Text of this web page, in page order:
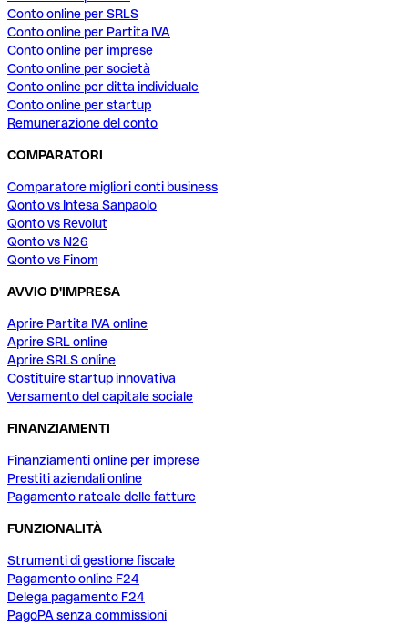
Conto online per SRLS
Conto online per Partita IVA
Conto online per imprese
Conto online per società
Conto online per ditta individuale
Conto online per startup
Remunerazione del conto
COMPARATORI
Comparatore migliori conti business
Qonto vs Intesa Sanpaolo
Qonto vs Revolut
Qonto vs N26
Qonto vs Finom
AVVIO D'IMPRESA
Aprire Partita IVA online
Aprire SRL online
Aprire SRLS online
Costituire startup innovativa
Versamento del capitale sociale
FINANZIAMENTI
Finanziamenti online per imprese
Prestiti aziendali online
Pagamento rateale delle fatture
FUNZIONALITÀ
Strumenti di gestione fiscale
Pagamento online F24
Delega pagamento F24
PagoPA senza commissioni